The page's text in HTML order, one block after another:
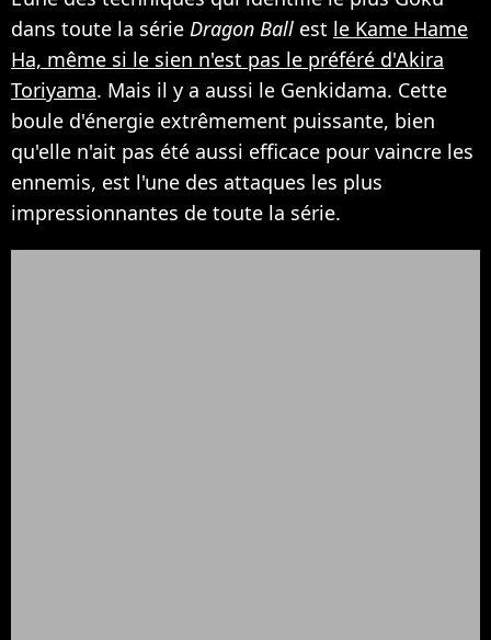
dans toute la série Dragon Ball est le Kame Hame
Ha, même si le sien n'est pas le préféré d'Akira
Toriyama. Mais il y a aussi le Genkidama. Cette
boule d'énergie extrêmement puissante, bien
qu'elle n'ait pas été aussi efficace pour vaincre les
ennemis, est l'une des attaques les plus
impressionnantes de toute la série.